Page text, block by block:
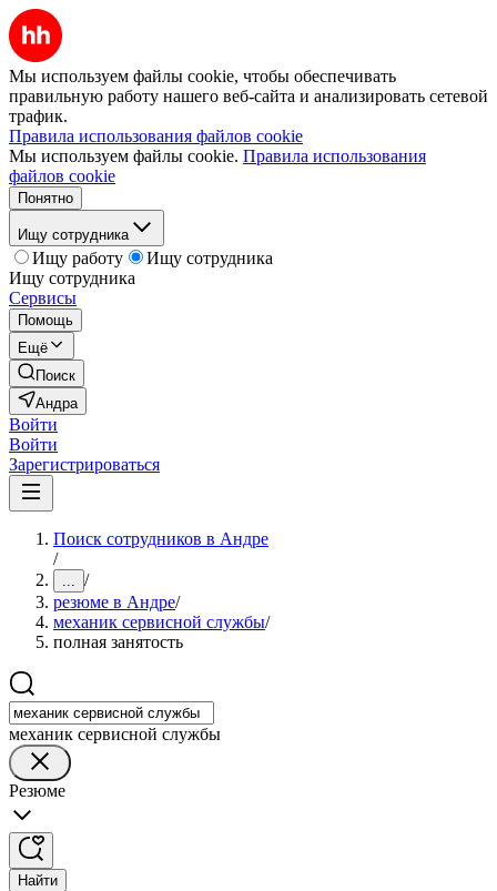
Мы используем файлы cookie, чтобы обеспечивать
правильную работу нашего веб-сайта и анализировать сетевой
трафик.
Правила использования файлов cookie
Мы используем файлы cookie. Правила использования
файлов cookie
Понятно
Ищу сотрудника
Ищу работу
Ищу сотрудника
Ищу сотрудника
Сервисы
Помощь
Ещё
Поиск
Андра
Войти
Войти
Зарегистрироваться
Поиск сотрудников в Андре
/
... /
резюме в Андре/
механик сервисной службы/
полная занятость
механик сервисной службы
Резюме
Найти